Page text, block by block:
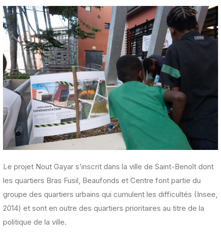
Le projet Nout Gayar s’inscrit dans la ville de Saint-Benoît dont
les quartiers Bras Fusil, Beaufonds et Centre font partie du
groupe des quartiers urbains qui cumulent les difficultés (Insee,
2014) et sont en outre des quartiers prioritaires au titre de la
politique de la ville.